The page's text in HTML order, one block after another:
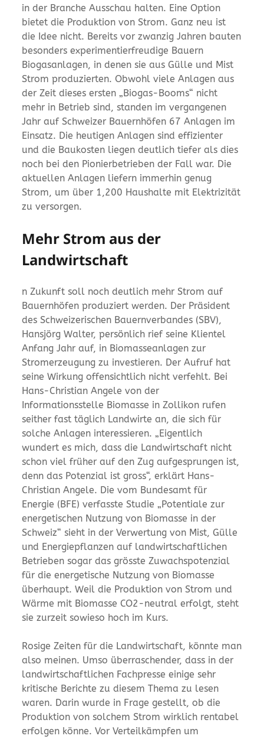
in der Branche Ausschau halten. Eine Option
bietet die Produktion von Strom. Ganz neu ist
die Idee nicht. Bereits vor zwanzig Jahren bauten
besonders experimentierfreudige Bauern
Biogasanlagen, in denen sie aus Gülle und Mist
Strom produzierten. Obwohl viele Anlagen aus
der Zeit dieses ersten „Biogas-Booms“ nicht
mehr in Betrieb sind, standen im vergangenen
Jahr auf Schweizer Bauernhöfen 67 Anlagen im
Einsatz. Die heutigen Anlagen sind effizienter
und die Baukosten liegen deutlich tiefer als dies
noch bei den Pionierbetrieben der Fall war. Die
aktuellen Anlagen liefern immerhin genug
Strom, um über 1,200 Haushalte mit Elektrizität
zu versorgen.
Mehr Strom aus der
Landwirtschaft
n Zukunft soll noch deutlich mehr Strom auf
Bauernhöfen produziert werden. Der Präsident
des Schweizerischen Bauernverbandes (SBV),
Hansjörg Walter, persönlich rief seine Klientel
Anfang Jahr auf, in Biomasseanlagen zur
Stromerzeugung zu investieren. Der Aufruf hat
seine Wirkung offensichtlich nicht verfehlt. Bei
Hans-Christian Angele von der
Informationsstelle Biomasse in Zollikon rufen
seither fast täglich Landwirte an, die sich für
solche Anlagen interessieren. „Eigentlich
wundert es mich, dass die Landwirtschaft nicht
schon viel früher auf den Zug aufgesprungen ist,
denn das Potenzial ist gross“, erklärt Hans-
Christian Angele. Die vom Bundesamt für
Energie (BFE) verfasste Studie „Potentiale zur
energetischen Nutzung von Biomasse in der
Schweiz“ sieht in der Verwertung von Mist, Gülle
und Energiepflanzen auf landwirtschaftlichen
Betrieben sogar das grösste Zuwachspotenzial
für die energetische Nutzung von Biomasse
überhaupt. Weil die Produktion von Strom und
Wärme mit Biomasse CO2-neutral erfolgt, steht
sie zurzeit sowieso hoch im Kurs.
Rosige Zeiten für die Landwirtschaft, könnte man
also meinen. Umso überraschender, dass in der
landwirtschaftlichen Fachpresse einige sehr
kritische Berichte zu diesem Thema zu lesen
waren. Darin wurde in Frage gestellt, ob die
Produktion von solchem Strom wirklich rentabel
erfolgen könne. Vor Verteilkämpfen um